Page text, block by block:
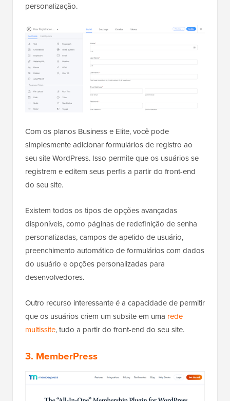
personalização.
Com os planos Business e Elite, você pode
simplesmente adicionar formulários de registro ao
seu site WordPress. Isso permite que os usuários se
registrem e editem seus perfis a partir do front-end
do seu site.
Existem todos os tipos de opções avançadas
disponíveis, como páginas de redefinição de senha
personalizadas, campos de apelido de usuário,
preenchimento automático de formulários com dados
do usuário e opções personalizadas para
desenvolvedores.
Outro recurso interessante é a capacidade de permitir
que os usuários criem um subsite em uma rede
multissite, tudo a partir do front-end do seu site.
3. MemberPress